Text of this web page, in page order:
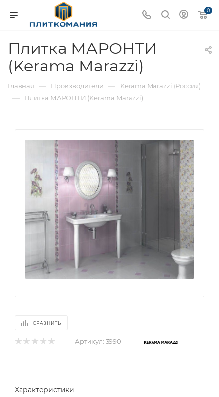
0
Плитка МАРОНТИ
(Kerama Marazzi)
Главная — Производители — Kerama Marazzi (Россия)
— Плитка МАРОНТИ (Kerama Marazzi)
СРАВНИТЬ
Артикул: 3990
Характеристики